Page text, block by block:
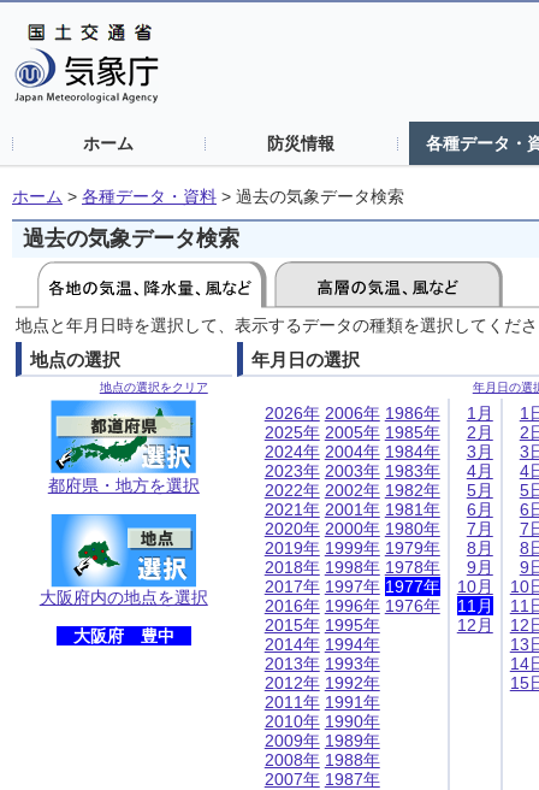
ホーム 防災情報 各種データ・
ホーム > 各種データ・資料 > 過去の気象データ検索
過去の気象データ検索
地点と年月日時を選択して、表示するデータの種類を選択してくだ
地点の選択
地点の選択をクリア
都府県・地方を選択
大阪府内の地点を選択
大阪府 豊中
年月日の選択
年月日の選
2026年
2025年
2024年
2023年
2022年
2021年
2020年
2019年
2018年
2017年
2016年
2015年
2014年
2013年
2012年
2011年
2010年
2009年
2008年
2007年
2006年
2005年
2004年
2003年
2002年
2001年
2000年
1999年
1998年
1997年
1996年
1995年
1994年
1993年
1992年
1991年
1990年
1989年
1988年
1987年
1986年
1985年
1984年
1983年
1982年
1981年
1980年
1979年
1978年
1977年
1976年
1月
2月
3月
4月
5月
6月
7月
8月
9月
10月
11月
12月
1
2
3
4
5
6
7
8
9
10
11
12
13
14
15